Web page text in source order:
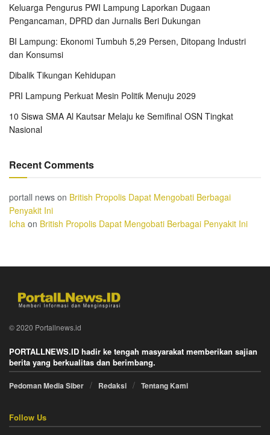
Keluarga Pengurus PWI Lampung Laporkan Dugaan
Pengancaman, DPRD dan Jurnalis Beri Dukungan
BI Lampung: Ekonomi Tumbuh 5,29 Persen, Ditopang Industri
dan Konsumsi
Dibalik Tikungan Kehidupan
PRI Lampung Perkuat Mesin Politik Menuju 2029
10 Siswa SMA Al Kautsar Melaju ke Semifinal OSN Tingkat
Nasional
Recent Comments
portall news on British Propolis Dapat Mengobati Berbagai
Penyakit Ini
Icha on British Propolis Dapat Mengobati Berbagai Penyakit Ini
© 2020 Portallnews.id
PORTALLNEWS.ID hadir ke tengah masyarakat memberikan sajian
berita yang berkualitas dan berimbang.
Pedoman Media Siber Redaksi Tentang Kami
Follow Us